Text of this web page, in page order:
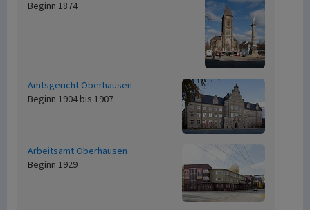
Beginn 1874
Amtsgericht Oberhausen
Beginn 1904 bis 1907
Arbeitsamt Oberhausen
Beginn 1929